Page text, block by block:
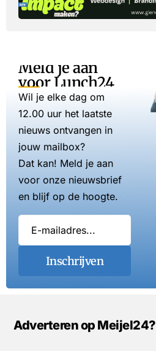
Meld je aan
voor Lunch24
Wil je elke dag om
12.00 uur het laatste
nieuws ontvangen in
jouw mailbox?
Dat kan! Meld je aan
voor onze nieuwsbrief
en blijf op de hoogte.
Inschrijven
Adverteren op Meijel24?